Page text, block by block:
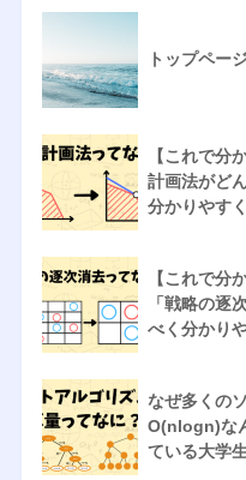
トップペー
【これで分
計画法がど
分かりやす
【これで分
「戦略の逐
べく分かり
なぜ多くの
O(nlogn)な
ている大学